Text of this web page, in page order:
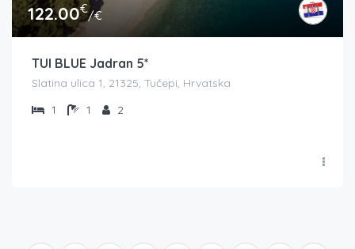
122.00€/€
TUI BLUE Jadran 5*
Slatina ulica 1, 21325, Tučepi, Hrvatska
1
1 2